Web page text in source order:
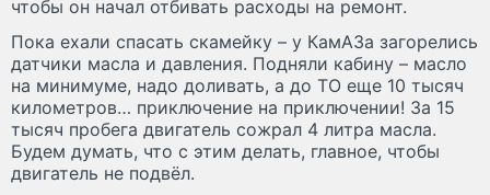
чтобы он начал отбивать расходы на ремонт.
Пока ехали спасать скамейку – у КамАЗа загорелись
датчики масла и давления. Подняли кабину – масло
на минимуме, надо доливать, а до ТО еще 10 тысяч
километров… приключение на приключении! За 15
тысяч пробега двигатель сожрал 4 литра масла.
Будем думать, что с этим делать, главное, чтобы
двигатель не подвёл.